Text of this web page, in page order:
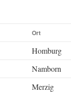
Ort
Homburg
Namborn
Merzig